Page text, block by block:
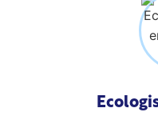
fino a 8 ore.
lungo, il
sulla necessità
solo quando lo
ECODES ha
emissioni dei viaggi